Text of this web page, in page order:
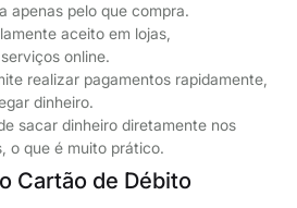
apenas pelo que compra.
aceito em lojas,
online.
realizar pagamentos rapidamente,
dinheiro.
sacar dinheiro diretamente nos
o que é muito prático.
Cartão de Débito